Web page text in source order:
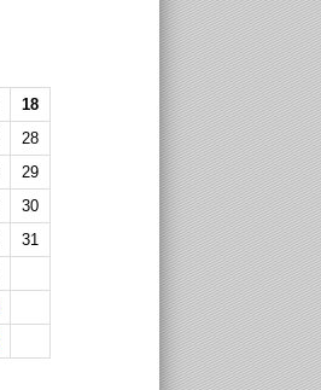
18
28
29
30
31